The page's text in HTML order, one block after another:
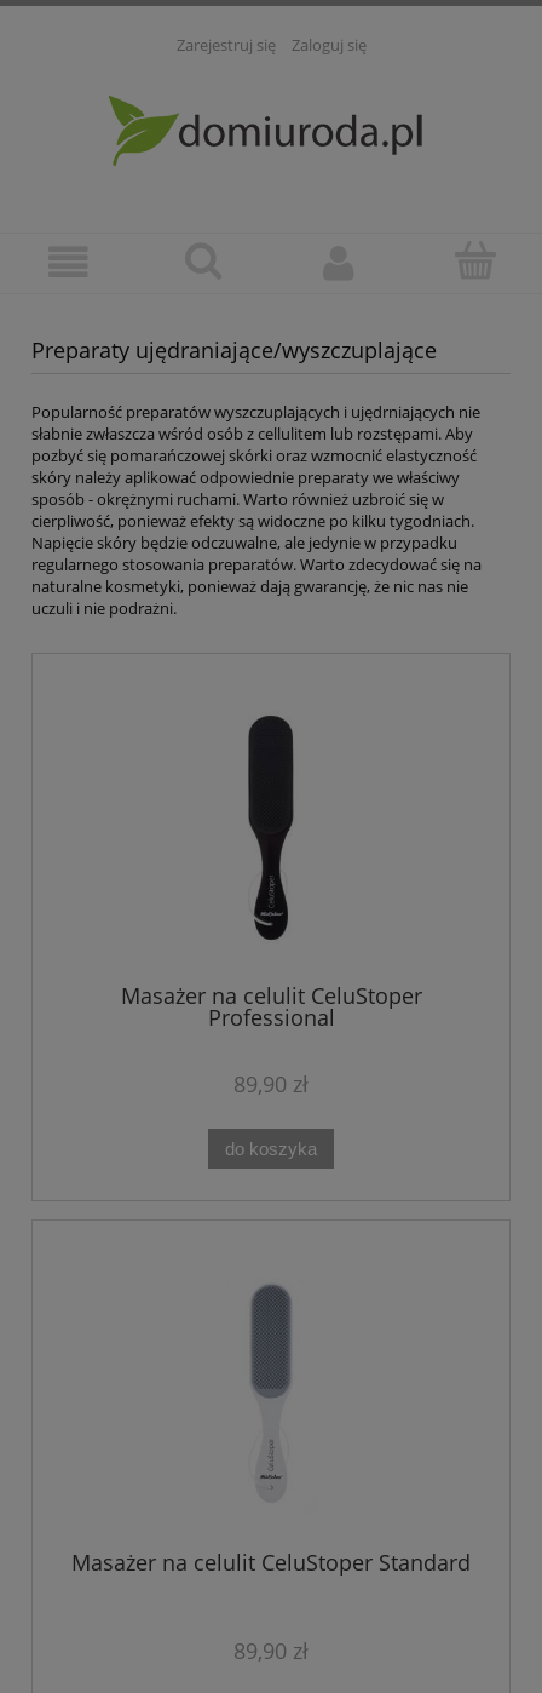
Zarejestruj się Zaloguj się
Preparaty ujędraniające/wyszczuplające
Popularność preparatów wyszczuplających i ujędrniających nie
słabnie zwłaszcza wśród osób z cellulitem lub rozstępami. Aby
pozbyć się pomarańczowej skórki oraz wzmocnić elastyczność
skóry należy aplikować odpowiednie preparaty we właściwy
sposób - okrężnymi ruchami. Warto również uzbroić się w
cierpliwość, ponieważ efekty są widoczne po kilku tygodniach.
Napięcie skóry będzie odczuwalne, ale jedynie w przypadku
regularnego stosowania preparatów. Warto zdecydować się na
naturalne kosmetyki, ponieważ dają gwarancję, że nic nas nie
uczuli i nie podrażni.
Masażer na celulit CeluStoper
Professional
89,90 zł
do koszyka
Masażer na celulit CeluStoper Standard
89,90 zł